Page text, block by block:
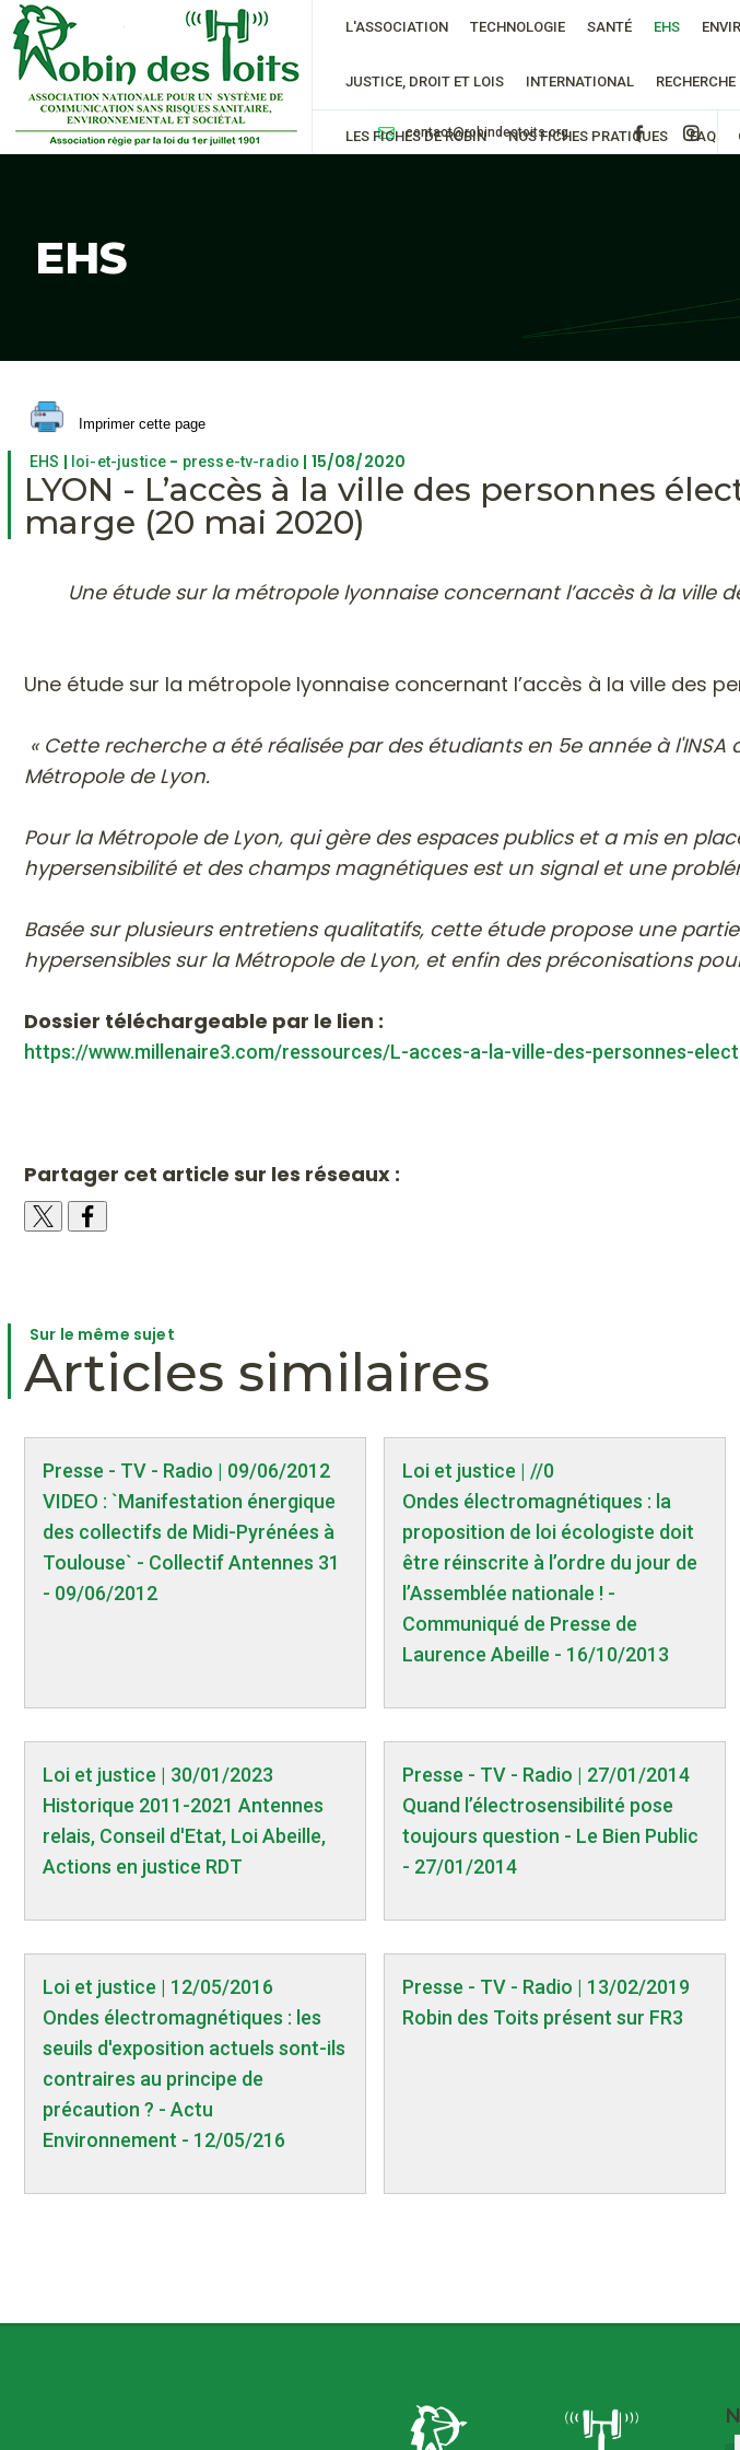
EHS
L'ASSOCIATION TECHNOLOGIE SANTÉ EHS
JUSTICE, DROIT ET LOIS INTERNATIONAL RECHERCHE
LES FICHES DE ROBIN NOS FICHES PRATIQUES FAQ
contact@robindestoits.org
Imprimer cette page
EHS | loi-et-justice - presse-tv-radio | 15/08/2020
LYON - L’accès à la ville des personnes
marge (20 mai 2020)
Une étude sur la métropole lyonnaise concernant l’accès à la ville
Une étude sur la métropole lyonnaise concernant l’accès à la ville des
« Cette recherche a été réalisée par des étudiants en 5e année à
Métropole de Lyon.
Pour la Métropole de Lyon, qui gère des espaces publics et a mis en
hypersensibilité et des champs magnétiques est un signal et une
Basée sur plusieurs entretiens qualitatifs, cette étude propose une
hypersensibles sur la Métropole de Lyon, et enfin des préconisations
Dossier téléchargeable par le lien :
https://www.millenaire3.com/ressources/L-acces-a-la-ville-des-personnes-
Partager cet article sur les réseaux :
Sur le même sujet
Articles similaires
Presse - TV - Radio | 09/06/2012
VIDEO : `Manifestation énergique
des collectifs de Midi-Pyrénées à
Toulouse` - Collectif Antennes 31
- 09/06/2012
Loi et justice | //0
Ondes électromagnétiques : la
proposition de loi écologiste doit
être réinscrite à l’ordre du jour de
l’Assemblée nationale ! -
Communiqué de Presse de
Laurence Abeille - 16/10/2013
Loi et justice | 30/01/2023
Historique 2011-2021 Antennes
relais, Conseil d'Etat, Loi Abeille,
Actions en justice RDT
Presse - TV - Radio | 27/01/2014
Quand l’électrosensibilité pose
toujours question - Le Bien Public
- 27/01/2014
Loi et justice | 12/05/2016
Ondes électromagnétiques : les
seuils d'exposition actuels sont-ils
contraires au principe de
précaution ? - Actu
Environnement - 12/05/216
Presse - TV - Radio | 13/02/2019
Robin des Toits présent sur FR3